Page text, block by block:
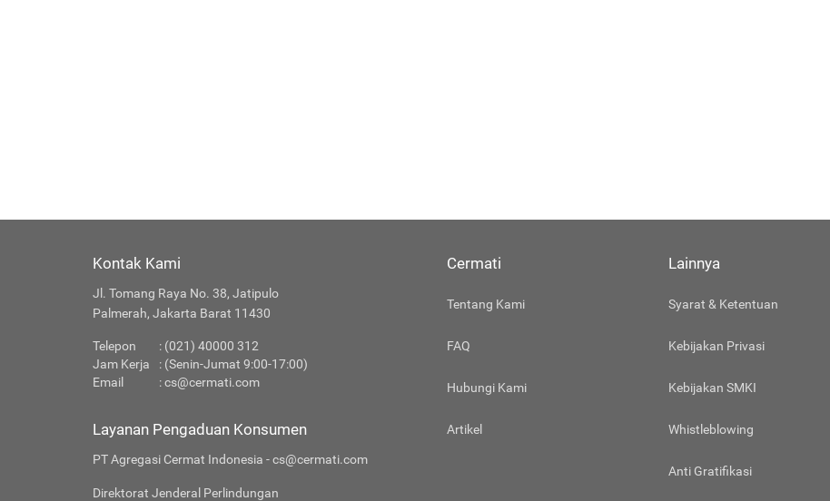
Kontak Kami
Jl. Tomang Raya No. 38, Jatipulo
Palmerah, Jakarta Barat 11430
Telepon
: (021) 40000 312
Jam Kerja
: (Senin-Jumat 9:00-17:00)
Email
:cs@cermati.com
Layanan Pengaduan Konsumen
PT Agregasi Cermat Indonesia - cs@cermati.com
Direktorat Jenderal Perlindungan
Cermati
Tentang Kami
FAQ
Hubungi Kami
Artikel
Lainnya
Syarat & Ketentuan
Kebijakan Privasi
Kebijakan SMKI
Whistleblowing
Anti Gratifikasi